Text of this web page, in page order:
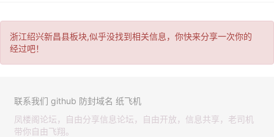
浙江绍兴新昌县板块,似乎没找到相关信息，你快来分享一次你的
经过吧！
联系我们 github 防封域名 纸飞机
凤楼阁论坛，自由分享信息论坛，自由开放，信息共享，老司机
带你自由飞翔。